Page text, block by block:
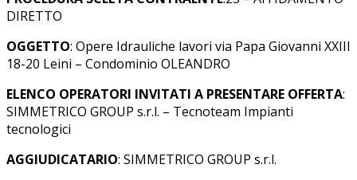
DIRETTO
OGGETTO: Opere Idrauliche lavori via Papa Giovanni XXIII
18-20 Leini – Condominio OLEANDRO
ELENCO OPERATORI INVITATI A PRESENTARE OFFERTA:
SIMMETRICO GROUP s.r.l. – Tecnoteam Impianti
tecnologici
AGGIUDICATARIO: SIMMETRICO GROUP s.r.l.